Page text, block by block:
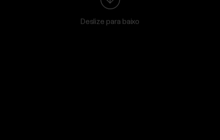
Deslize para baixo